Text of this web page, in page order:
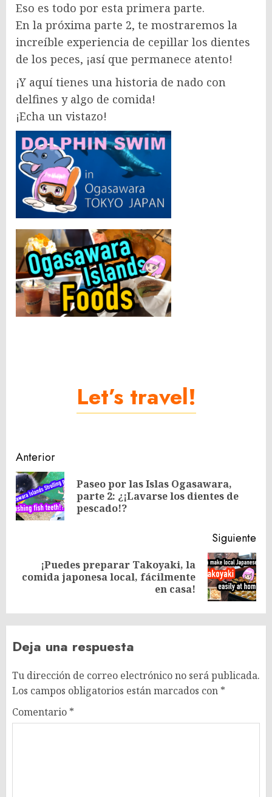
Eso es todo por esta primera parte.
En la próxima parte 2, te mostraremos la
increíble experiencia de cepillar los dientes
de los peces, ¡así que permanece atento!
¡Y aquí tienes una historia de nado con
delfines y algo de comida!
¡Echa un vistazo!
Let’s travel!
Navegación
de
entradas
Anterior
Paseo por las Islas Ogasawara,
parte 2: ¿¡Lavarse los dientes de
pescado!?
Siguiente
Siguiente
¡Puedes preparar Takoyaki, la
comida japonesa local, fácilmente
en casa!
Deja una respuesta
Tu dirección de correo electrónico no será publicada.
Los campos obligatorios están marcados con *
Comentario *